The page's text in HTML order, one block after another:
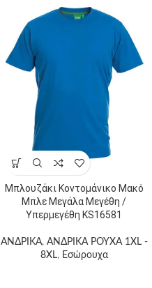
Μπλουζάκι Κοντομάνικο Μακό
Μπλε Μεγάλα Μεγέθη /
Υπερμεγέθη KS16581
ΑΝΔΡΙΚΑ, ΑΝΔΡΙΚΑ ΡΟΥΧΑ 1XL -
8XL, Εσώρουχα